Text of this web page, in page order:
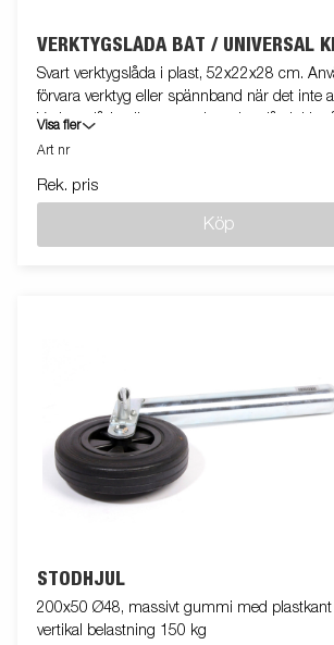
VERKTYGSLÅDA BÅT / UNIVERSAL
Svart verktygslåda i plast, 52x22x28 cm.
förvara verktyg eller spännband när det inte
Verktygslådan är utrustad med ett lås inkl.
innehåller fäste och monteringssats. Båt/
Visa fler
Art nr
Rek. pris
Köp
STÖDHJUL
200x50 Ø48, massivt gummi med
vertikal belastning 150 kg